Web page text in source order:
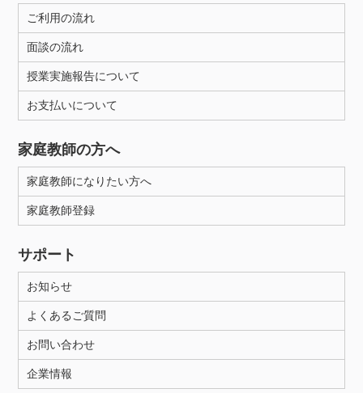
ご利用の流れ
面談の流れ
授業実施報告について
お支払いについて
家庭教師の方へ
家庭教師になりたい方へ
家庭教師登録
サポート
お知らせ
よくあるご質問
お問い合わせ
企業情報